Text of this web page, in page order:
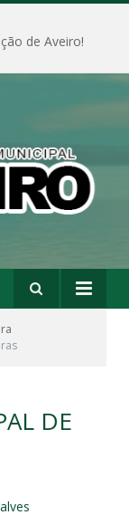
de Aveiro!
DE